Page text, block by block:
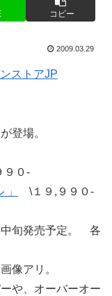
コピー
2009.03.29
登場。
０-
\１９,９９０-
中旬発売予定。 各
像アリ。
や、オーバーオー